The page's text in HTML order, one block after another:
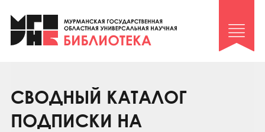
Клуб «Гиря и сельдерей»
Клуб «Семейный архив»
Коллегам
Контакты
СВОДНЫЙ КАТАЛОГ
ПОДПИСКИ НА